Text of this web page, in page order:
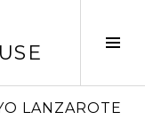
LANZAROTE